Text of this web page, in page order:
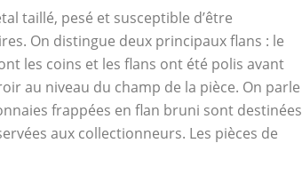
taillé, pesé et susceptible d’être
On distingue deux principaux flans : le
les coins et les flans ont été polis avant
au niveau du champ de la pièce. On parle
frappées en flan bruni sont destinées
aux collectionneurs. Les pièces de